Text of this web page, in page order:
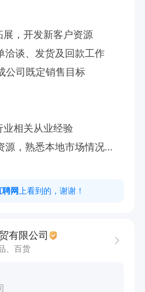
展，开发新客户资源
洽谈、发货及回款工作
公司既定销售目标
业相关从业经验
源，熟悉本地市场情况
作踏实负责，能抗压，
创建并且投递简历，再打电
聘网 上看到的，谢谢！
有限公司
、百货